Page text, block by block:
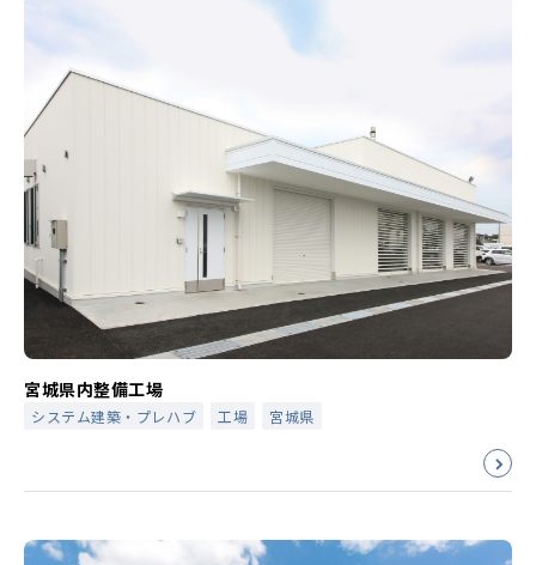
宮城県内整備工場
システム建築・プレハブ 工場 宮城県